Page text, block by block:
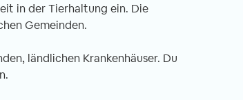
in der Tierhaltung ein. Die
Gemeinden.
ländlichen Krankenhäuser. Du